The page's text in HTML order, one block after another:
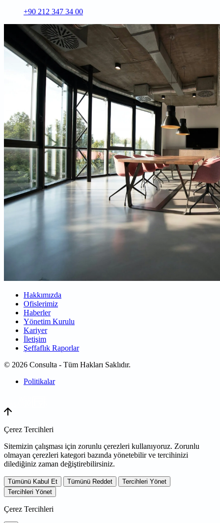
+90 212 347 34 00
Hakkımızda
Ofislerimiz
Haberler
Yönetim Kurulu
Kariyer
İletişim
Şeffaflık Raporlar
© 2026 Consulta - Tüm Hakları Saklıdır.
Politikalar
Çerez Tercihleri
Sitemizin çalışması için zorunlu çerezleri kullanıyoruz. Zorunlu
olmayan çerezleri kategori bazında yönetebilir ve tercihinizi
dilediğiniz zaman değiştirebilirsiniz.
Tümünü Kabul Et Tümünü Reddet
Tercihleri Yönet
Tercihleri Yönet
Çerez Tercihleri